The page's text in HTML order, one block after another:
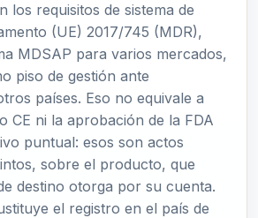
los requisitos de sistema de
(UE) 2017/745 (MDR),
MDSAP para varios mercados,
piso de gestión ante
países. Eso no equivale a
CE ni la aprobación de la FDA
puntual: esos son actos
sobre el producto, que
destino otorga por su cuenta.
el registro en el país de